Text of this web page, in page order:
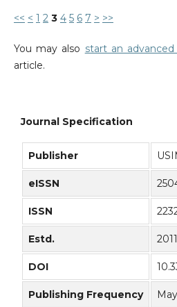
<< < 1 2 3 4 5 6 7 > >>
You may also start an
article.
Journal Specification
Publisher
eISSN
ISSN
Estd. 2011
DOI
Publishing Frequency